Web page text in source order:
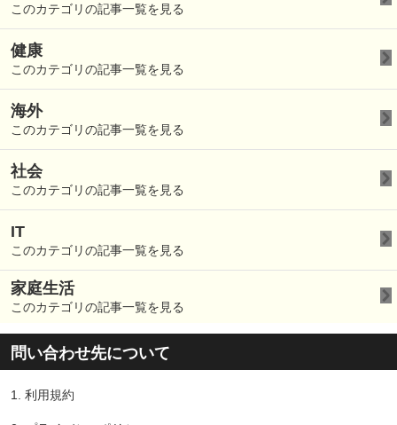
このカテゴリの記事一覧を見る
健康
このカテゴリの記事一覧を見る
海外
このカテゴリの記事一覧を見る
社会
このカテゴリの記事一覧を見る
IT
このカテゴリの記事一覧を見る
家庭生活
このカテゴリの記事一覧を見る
問い合わせ先について
1. 利用規約